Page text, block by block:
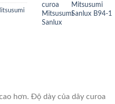
Mitsusumi
Sanlux B94-1
hơn. Độ dày của dây curoa